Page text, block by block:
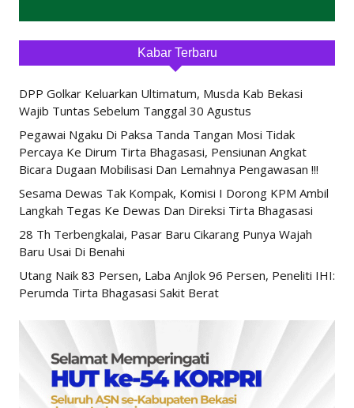
Kabar Terbaru
DPP Golkar Keluarkan Ultimatum, Musda Kab Bekasi
Wajib Tuntas Sebelum Tanggal 30 Agustus
Pegawai Ngaku Di Paksa Tanda Tangan Mosi Tidak
Percaya Ke Dirum Tirta Bhagasasi, Pensiunan Angkat
Bicara Dugaan Mobilisasi Dan Lemahnya Pengawasan !!!
Sesama Dewas Tak Kompak, Komisi I Dorong KPM Ambil
Langkah Tegas Ke Dewas Dan Direksi Tirta Bhagasasi
28 Th Terbengkalai, Pasar Baru Cikarang Punya Wajah
Baru Usai Di Benahi
Utang Naik 83 Persen, Laba Anjlok 96 Persen, Peneliti IHI:
Perumda Tirta Bhagasasi Sakit Berat